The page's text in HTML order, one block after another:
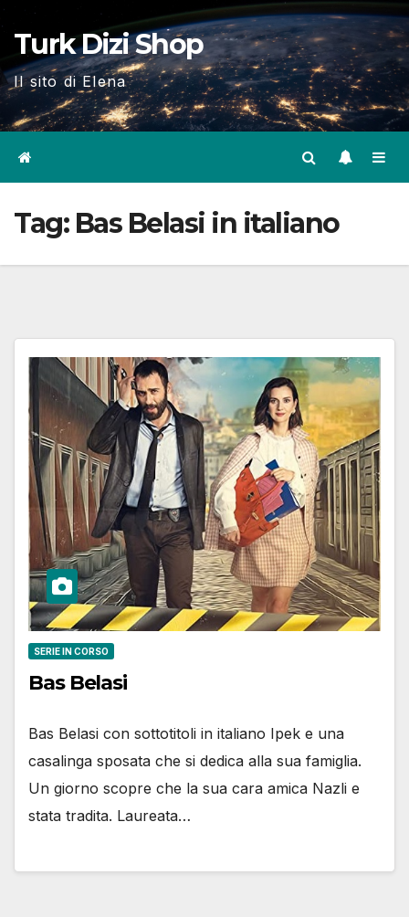
Skip
content
Turk Dizi Shop
Il sito di Elena
Tag: Bas Belasi in italiano
SERIE IN CORSO
Bas Belasi
Bas Belasi con sottotitoli in italiano Ipek e una
casalinga sposata che si dedica alla sua famiglia.
Un giorno scopre che la sua cara amica Nazli e
stata tradita. Laureata…